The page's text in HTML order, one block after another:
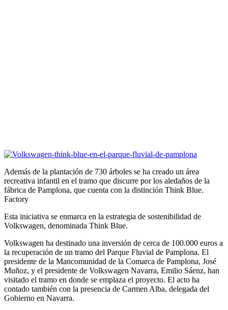
Además de la plantación de 730 árboles se ha creado un área
recreativa infantil en el tramo que discurre por los aledaños de la
fábrica de Pamplona, que cuenta con la distinción Think Blue.
Factory
Esta iniciativa se enmarca en la estrategia de sostenibilidad de
Volkswagen, denominada Think Blue.
Volkswagen ha destinado una inversión de cerca de 100.000 euros a
la recuperación de un tramo del Parque Fluvial de Pamplona. El
presidente de la Mancomunidad de la Comarca de Pamplona, José
Muñoz, y el presidente de Volkswagen Navarra, Emilio Sáenz, han
visitado el tramo en donde se emplaza el proyecto. El acto ha
contado también con la presencia de Carmen Alba, delegada del
Gobierno en Navarra.